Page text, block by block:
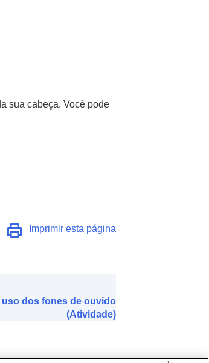
sua cabeça. Você pode
Imprimir esta página
dos fones de ouvido
(Atividade)